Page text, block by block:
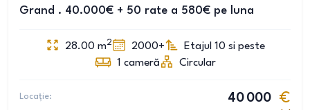
Grand . 40.000€ + 50 rate a 580€ pe luna
28.00 m2 2000+
Etajul 10 si peste
1 cameră Circular
Locație:
40 000